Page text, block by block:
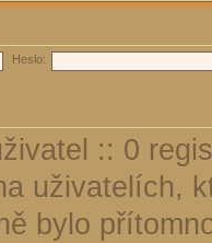
Heslo:
:: 0
uživatelích,
bylo